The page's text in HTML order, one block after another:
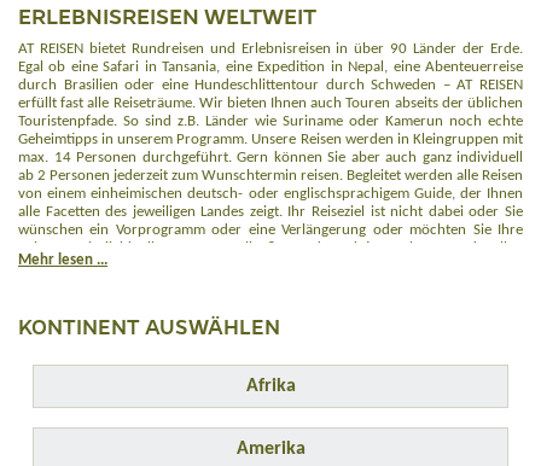
ERLEBNISREISEN WELTWEIT
AT REISEN bietet Rundreisen und Erlebnisreisen in über 90 Länder der Erde.
Egal ob eine Safari in Tansania, eine Expedition in Nepal, eine Abenteuerreise
durch Brasilien oder eine Hundeschlittentour durch Schweden – AT REISEN
erfüllt fast alle Reiseträume. Wir bieten Ihnen auch Touren abseits der üblichen
Touristenpfade. So sind z.B. Länder wie Suriname oder Kamerun noch echte
Geheimtipps in unserem Programm. Unsere Reisen werden in Kleingruppen mit
max. 14 Personen durchgeführt. Gern können Sie aber auch ganz individuell
ab 2 Personen jederzeit zum Wunschtermin reisen. Begleitet werden alle Reisen
von einem einheimischen deutsch- oder englischsprachigem Guide, der Ihnen
alle Facetten des jeweiligen Landes zeigt. Ihr Reiseziel ist nicht dabei oder Sie
wünschen ein Vorprogramm oder eine Verlängerung oder möchten Sie Ihre
Sie uns eine unverbindliche Anfrage. Wir versuchen Ihre Traumreise zu
Mehr lesen ...
KONTINENT AUSWÄHLEN
Afrika
Amerika